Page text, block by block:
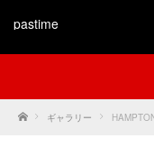
pastime
Home ギャラリー